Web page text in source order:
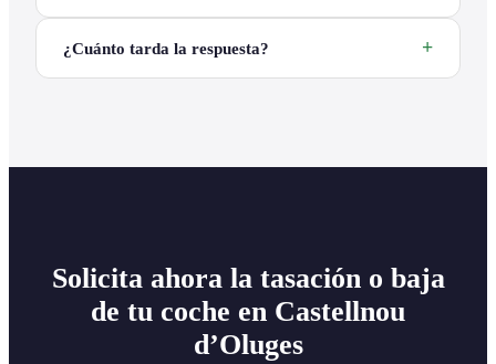
¿Cuánto tarda la respuesta?
Solicita ahora la tasación o baja
de tu coche en Castellnou
d’Oluges